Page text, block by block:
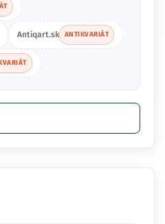
Antiqart.sk ANTIKVARIÁT